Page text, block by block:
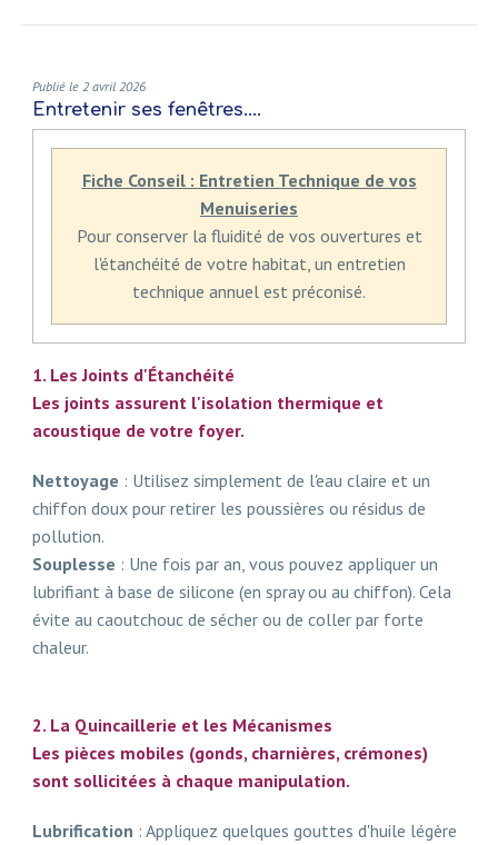
Publié le 2 avril 2026
Entretenir ses fenêtres....
Fiche Conseil : Entretien Technique de vos
Menuiseries
Pour conserver la fluidité de vos ouvertures et
l'étanchéité de votre habitat, un entretien
technique annuel est préconisé.
1. Les Joints d'Étanchéité
Les joints assurent l'isolation thermique et
acoustique de votre foyer.
Nettoyage : Utilisez simplement de l'eau claire et un
chiffon doux pour retirer les poussières ou résidus de
pollution.
Souplesse : Une fois par an, vous pouvez appliquer un
lubrifiant à base de silicone (en spray ou au chiffon). Cela
évite au caoutchouc de sécher ou de coller par forte
chaleur.
2. La Quincaillerie et les Mécanismes
Les pièces mobiles (gonds, charnières, crémones)
sont sollicitées à chaque manipulation.
Lubrification : Appliquez quelques gouttes d'huile légère